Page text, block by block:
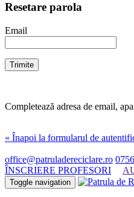
Resetare parola
Email
Completează adresa de email,
« Înapoi la formularul de
office@patruladereciclare.ro
ÎNSCRIERE PROFESORI
Toggle navigation